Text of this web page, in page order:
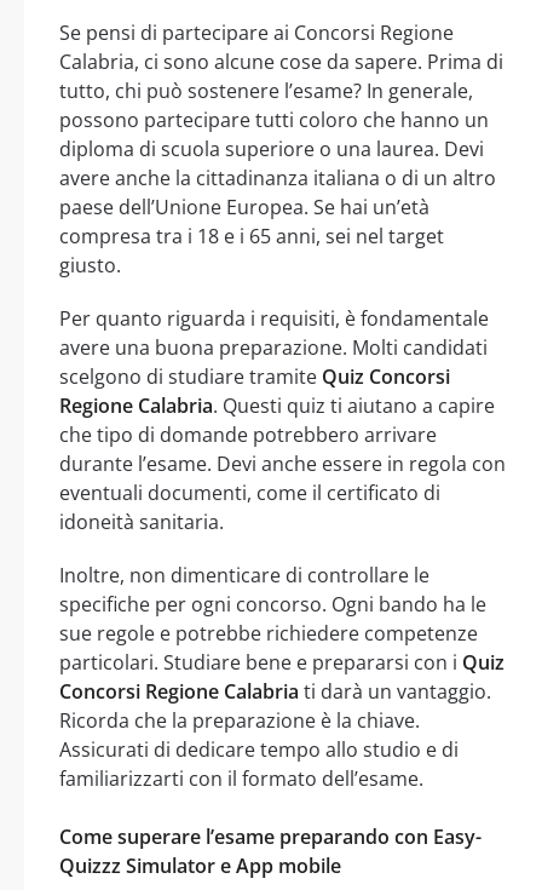
Se pensi di partecipare ai Concorsi Regione
Calabria, ci sono alcune cose da sapere. Prima di
tutto, chi può sostenere l’esame? In generale,
possono partecipare tutti coloro che hanno un
diploma di scuola superiore o una laurea. Devi
avere anche la cittadinanza italiana o di un altro
paese dell’Unione Europea. Se hai un’età
compresa tra i 18 e i 65 anni, sei nel target
giusto.
Per quanto riguarda i requisiti, è fondamentale
avere una buona preparazione. Molti candidati
scelgono di studiare tramite Quiz Concorsi
Regione Calabria. Questi quiz ti aiutano a capire
che tipo di domande potrebbero arrivare
durante l’esame. Devi anche essere in regola con
eventuali documenti, come il certificato di
idoneità sanitaria.
Inoltre, non dimenticare di controllare le
specifiche per ogni concorso. Ogni bando ha le
sue regole e potrebbe richiedere competenze
particolari. Studiare bene e prepararsi con i Quiz
Concorsi Regione Calabria ti darà un vantaggio.
Ricorda che la preparazione è la chiave.
Assicurati di dedicare tempo allo studio e di
familiarizzarti con il formato dell’esame.
Come superare l’esame preparando con Easy-
Quizzz Simulator e App mobile